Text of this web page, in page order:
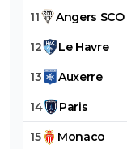
11 Angers SCO
12 Le Havre
13 Auxerre
14 Paris
15 Monaco